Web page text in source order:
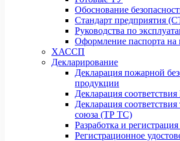
Обоснование
Стандарт предприятия
Руководства по
Оформление паспорта
ХАССП
Декларирование
Декларация пожарной
продукции
Декларация
Декларация
союза (ТР ТС)
Разработка и
Регистрационное